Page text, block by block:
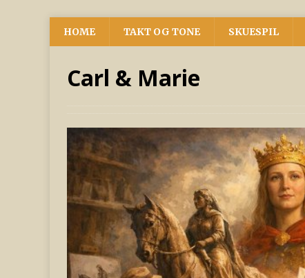
HOME TAKT OG TONE SKUESPIL
Carl & Marie